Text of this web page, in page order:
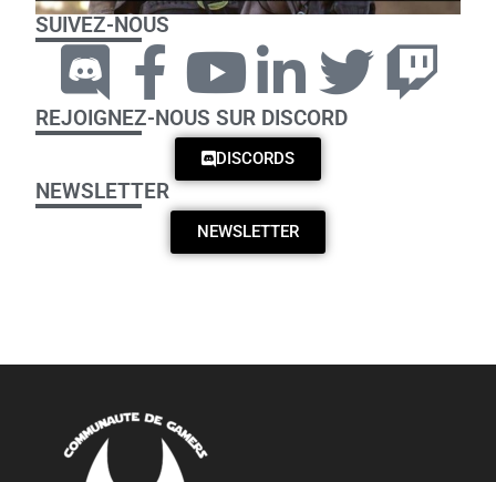
SUIVEZ-NOUS
REJOIGNEZ-NOUS SUR DISCORD
DISCORDS
NEWSLETTER
NEWSLETTER